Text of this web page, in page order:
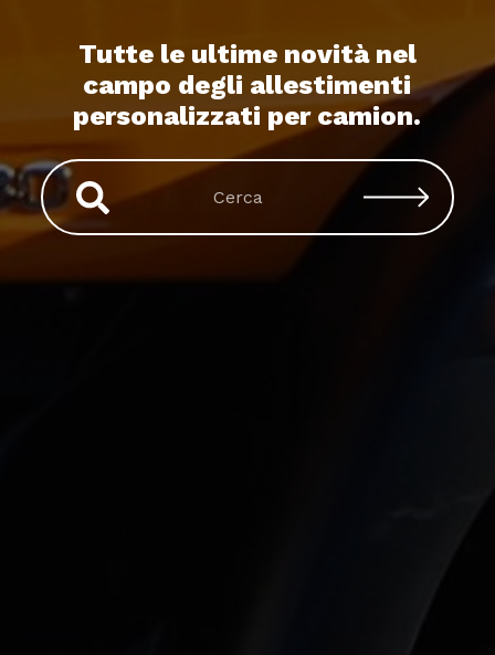
Tutte le ultime novità nel
campo degli allestimenti
personalizzati per camion.